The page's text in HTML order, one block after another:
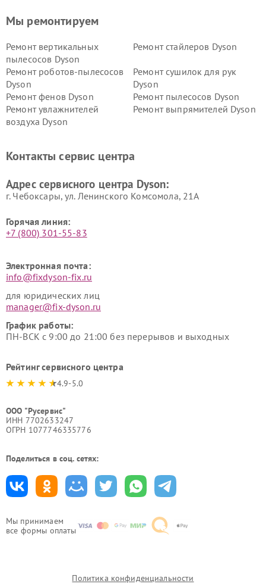
Мы принимаем
все формы оплаты
Мы ремонтируем
Ремонт вертикальных
пылесосов Dyson
Ремонт стайлеров Dyson
Ремонт роботов-пылесосов
Dyson
Ремонт сушилок для рук
Dyson
Ремонт фенов Dyson
Ремонт пылесосов Dyson
Ремонт увлажнителей
воздуха Dyson
Ремонт выпрямителей Dyson
Контакты сервис центра
Адрес сервисного центра Dyson:
г. Чебоксары, ул. Ленинского Комсомола, 21А
Горячая линия:
+7 (800) 301-55-83
Электронная почта:
info@fixdyson-fix.ru
для юридических лиц
manager@fix-dyson.ru
График работы:
ПН-ВСК с 9:00 до 21:00 без перерывов и выходных
Рейтинг сервисного центра
4.9-5.0
ООО "Русервис"
ИНН 7702633247
ОГРН 1077746335776
Поделиться в соц. сетях:
Политика конфиденциальности